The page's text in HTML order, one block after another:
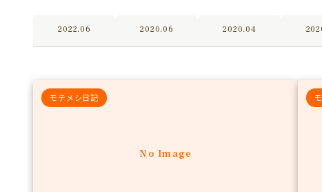
2022.06 2020.06 2020.04
No Image
モテメシ日記